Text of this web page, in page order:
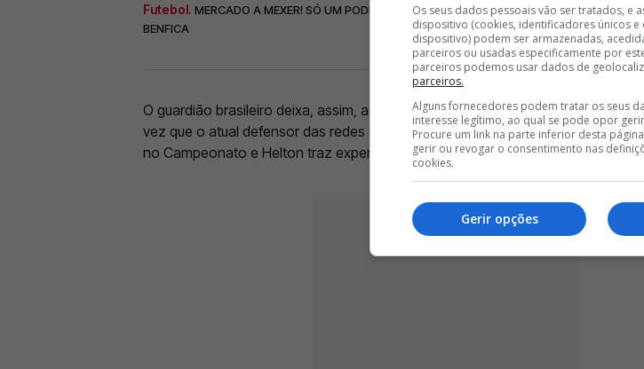
Futebol. MERCADO A MEXER! SÓ UM PODE GANHAR: CLUBE EUROPEU ENTRA NA CORRIDA
BENFICA
< >
O guardião brasileiro deixa, assim, as águias e deverá ser o novo titular da
vez que o atual defensor das redes do novo clube de Helton Leite sofreu 15
no Campeonato e Helton traz experiência de competições europeias ao
Os seus dados pessoais vão ser tratados, e
dispositivo (cookies, identificadores únicos
dispositivo) podem ser armazenadas,
parceiros ou usadas especificamente por
parceiros podemos usar dados de
parceiros.
Alguns fornecedores podem tratar os seus
interesse legítimo, ao qual se pode opor
Procure um link na parte inferior desta
gerir ou revogar o consentimento nas
cookies.
Gerir opções